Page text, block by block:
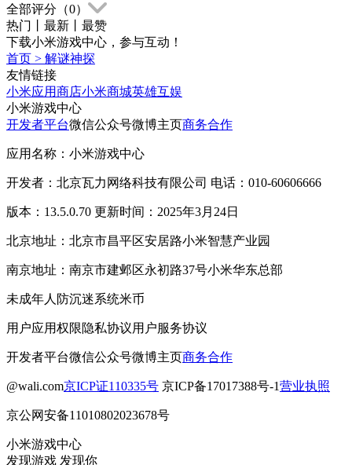
全部评分（0）
热门
最新
最赞
下载小米游戏中心，参与互动！
首页 > 解谜神探
友情链接
小米应用商店小米商城英雄互娱
小米游戏中心
开发者平台微信公众号微博主页商务合作
应用名称：小米游戏中心
开发者：北京瓦力网络科技有限公司 电话：010-60606666
版本：13.5.0.70 更新时间：2025年3月24日
北京地址：北京市昌平区安居路小米智慧产业园
南京地址：南京市建邺区永初路37号小米华东总部
未成年人防沉迷系统米币
用户应用权限隐私协议用户服务协议
开发者平台微信公众号微博主页商务合作
@wali.com京ICP证110335号 京ICP备17017388号-1营业执照
京公网安备11010802023678号
小米游戏中心
发现游戏 发现你